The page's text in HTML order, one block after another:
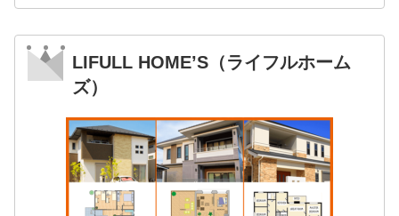
LIFULL HOME’S（ライフルホーム
ズ）